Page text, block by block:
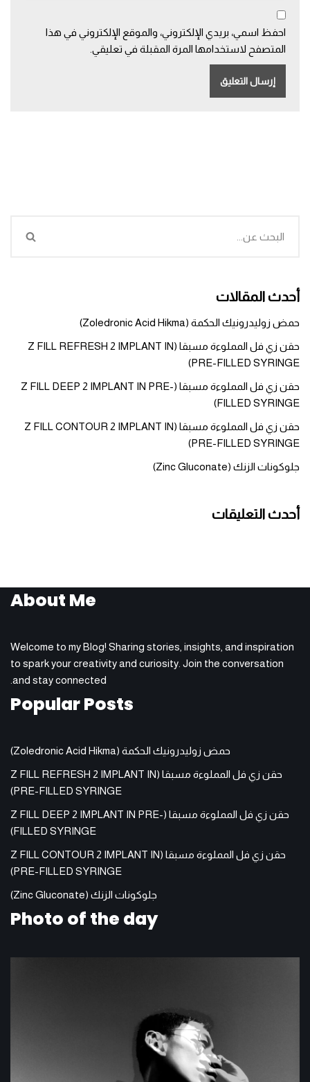
احفظ اسمي، بريدي الإلكتروني، والموقع الإلكتروني في هذا
المتصفح لاستخدامها المرة المقبلة في تعليقي.
أحدث المقالات
حمض زوليدرونيك الحكمة (Zoledronic Acid Hikma)
حقن زي فل المملوءة مسبقا (Z FILL REFRESH 2 IMPLANT IN
PRE-FILLED SYRINGE)
حقن زي فل المملوءة مسبقا (Z FILL DEEP 2 IMPLANT IN PRE-
FILLED SYRINGE)
حقن زي فل المملوءة مسبقا (Z FILL CONTOUR 2 IMPLANT IN
PRE-FILLED SYRINGE)
جلوكونات الزنك (Zinc Gluconate)
أحدث التعليقات
About Me
Welcome to my Blog! Sharing stories, insights, and inspiration
to spark your creativity and curiosity. Join the conversation
and stay connected.
Popular Posts
حمض زوليدرونيك الحكمة (Zoledronic Acid Hikma)
حقن زي فل المملوءة مسبقا (Z FILL REFRESH 2 IMPLANT IN
PRE-FILLED SYRINGE)
حقن زي فل المملوءة مسبقا (Z FILL DEEP 2 IMPLANT IN PRE-
FILLED SYRINGE)
حقن زي فل المملوءة مسبقا (Z FILL CONTOUR 2 IMPLANT IN
PRE-FILLED SYRINGE)
جلوكونات الزنك (Zinc Gluconate)
Photo of the day